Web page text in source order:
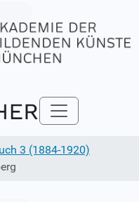
3 (1884-1920)